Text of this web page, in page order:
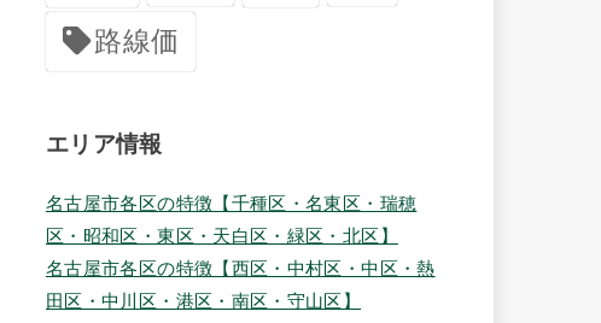
路線価
エリア情報
名古屋市各区の特徴【千種区・名東区・瑞穂
区・昭和区・東区・天白区・緑区・北区】
名古屋市各区の特徴【西区・中村区・中区・熱
田区・中川区・港区・南区・守山区】